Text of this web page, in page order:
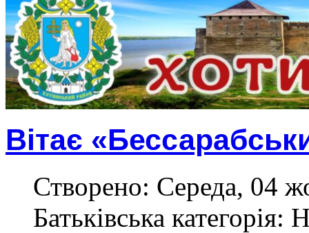
Вітає
Створено: Середа, 04
Батьківська категорія: